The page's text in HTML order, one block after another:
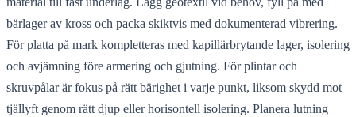
bärlager av kross och packa skiktvis med dokumenterad vibrering.
För platta på mark kompletteras med kapillärbrytande lager, isolering
och avjämning före armering och gjutning. För plintar och
skruvpålar är fokus på rätt bärighet i varje punkt, liksom skydd mot
tjällyft genom rätt djup eller horisontell isolering. Planera lutning